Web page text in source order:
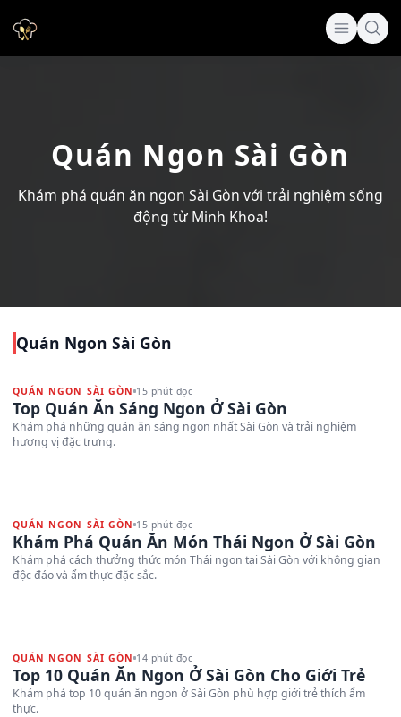
Quán Ngon Sài Gòn
Khám phá quán ăn ngon Sài Gòn với trải nghiệm sống
động từ Minh Khoa!
Quán Ngon Sài Gòn
QUÁN NGON SÀI GÒN 15 phút đọc
Top Quán Ăn Sáng Ngon Ở Sài Gòn
Khám phá những quán ăn sáng ngon nhất Sài Gòn và trải nghiệm
hương vị đặc trưng.
QUÁN NGON SÀI GÒN 15 phút đọc
Khám Phá Quán Ăn Món Thái Ngon Ở Sài Gòn
Khám phá cách thưởng thức món Thái ngon tại Sài Gòn với không gian
độc đáo và ẩm thực đặc sắc.
QUÁN NGON SÀI GÒN 14 phút đọc
Top 10 Quán Ăn Ngon Ở Sài Gòn Cho Giới Trẻ
Khám phá top 10 quán ăn ngon ở Sài Gòn phù hợp giới trẻ thích ẩm
thực.